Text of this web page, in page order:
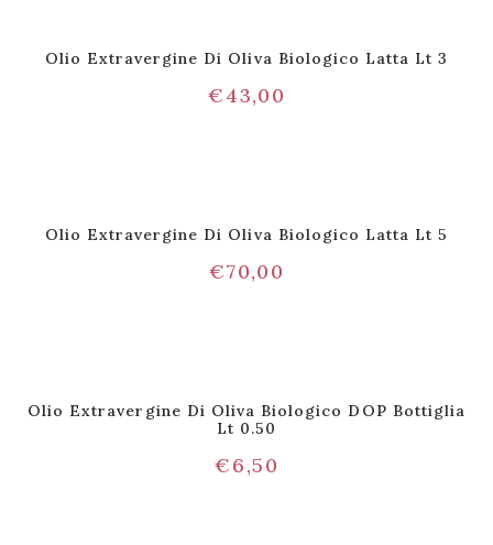
Olio Extravergine Di Oliva Biologico Latta Lt 3
€43,00
Olio Extravergine Di Oliva Biologico Latta Lt 5
€70,00
Olio Extravergine Di Oliva Biologico DOP Bottiglia
Lt 0.50
€6,50